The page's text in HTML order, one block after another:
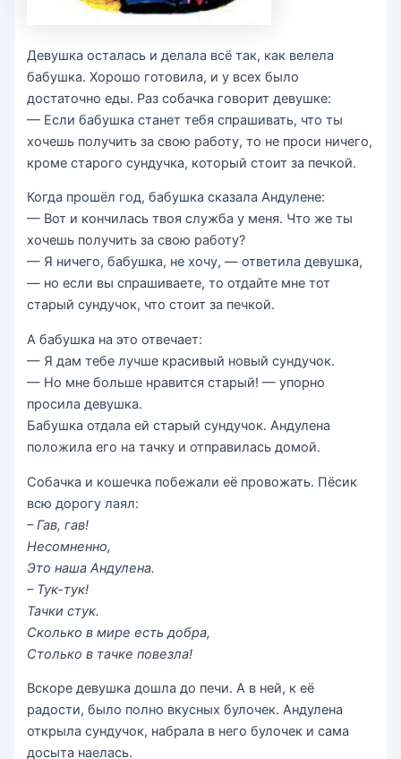
Девушка осталась и делала всё так, как велела
бабушка. Хорошо готовила, и у всех было
достаточно еды. Раз собачка говорит девушке:
— Если бабушка станет тебя спрашивать, что ты
хочешь получить за свою работу, то не проси ничего,
кроме старого сундучка, который стоит за печкой.
Когда прошёл год, бабушка сказала Андулене:
— Вот и кончилась твоя служба у меня. Что же ты
хочешь получить за свою работу?
— Я ничего, бабушка, не хочу, — ответила девушка,
— но если вы спрашиваете, то отдайте мне тот
старый сундучок, что стоит за печкой.
А бабушка на это отвечает:
— Я дам тебе лучше красивый новый сундучок.
— Но мне больше нравится старый! — упорно
просила девушка.
Бабушка отдала ей старый сундучок. Андулена
положила его на тачку и отправилась домой.
Собачка и кошечка побежали её провожать. Пёсик
всю дорогу лаял:
– Гав, гав!
Несомненно,
Это наша Андулена.
– Тук-тук!
Тачки стук.
Сколько в мире есть добра,
Столько в тачке повезла!
Вскоре девушка дошла до печи. А в ней, к её
радости, было полно вкусных булочек. Андулена
открыла сундучок, набрала в него булочек и сама
досыта наелась.